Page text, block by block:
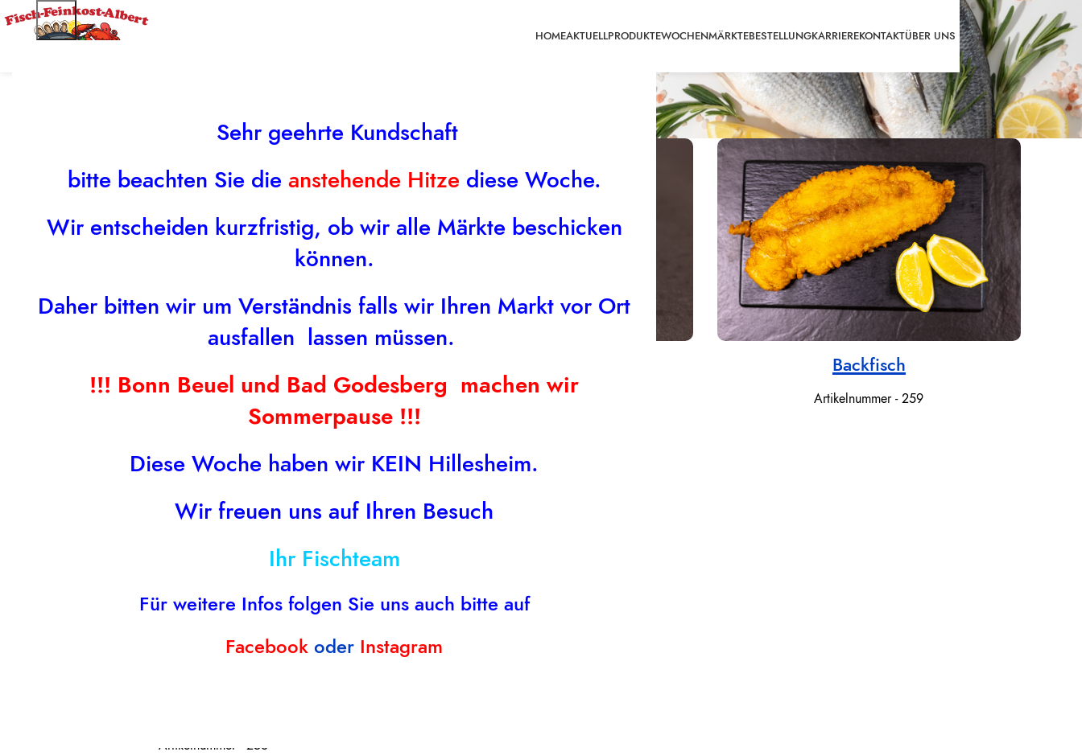
Sehr geehrte Kundschaft
bitte beachten Sie die anstehende Hitze diese Woche.
Wir entscheiden kurzfristig, ob wir alle Märkte beschicken
können.
Daher bitten wir um Verständnis falls wir Ihren Markt vor Ort
ausfallen lassen müssen.
!!! Bonn Beuel und Bad Godesberg machen wir
Sommerpause !!!
Diese Woche haben wir KEIN Hillesheim.
Wir freuen uns auf Ihren Besuch
Ihr Fischteam
Für weitere Infos folgen Sie uns auch bitte auf
Facebook oder Instagram
HOMEAKTUELLPRODUKTEWOCHENMÄRKTEBESTELLUNGKARRIEREKONTAKTÜBER UNS
Artikelnummer - 262 Artikelnummer - 264
Backfisch
Artikelnummer - 259
Artikelnummer - 253